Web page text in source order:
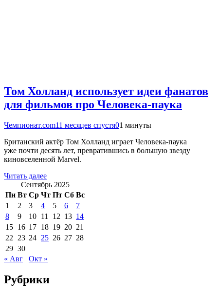
Том Холланд использует идеи фанатов
для фильмов про Человека-паука
Чемпионат.com11 месяцев спустя01 минуты
Британский актёр Том Холланд играет Человека-паука
уже почти десять лет, превратившись в большую звезду
киновселенной Marvel.
Читать далее
Сентябрь 2025
Пн Вт Ср Чт Пт Сб Вс
1
2 3 4 5 6
7
8
9 10 11 12 13 14
15 16 17 18 19 20 21
22
23 24 25 26 27 28
29 30
« Авг
Окт »
Рубрики